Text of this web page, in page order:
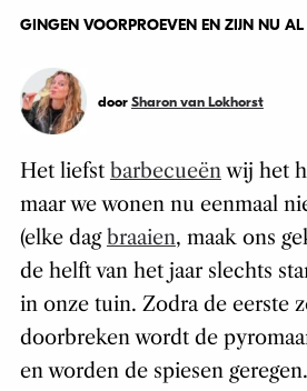
GINGEN VOORPROEVEN EN ZIJN NU AL
door Sharon van Lokhorst
Het liefst barbecueënwij het
maar we wonen nu eenmaal
(elke dagbraaien, maak ons
de helft van het jaar slechts
in onze tuin. Zodra de eerste
doorbreken wordt de
en worden de spiesen